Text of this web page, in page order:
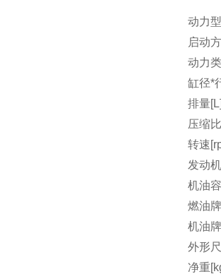
动力
启动
动力
缸径*
排量
压缩比
转速
发动
机油
燃油
机油
外形
净重